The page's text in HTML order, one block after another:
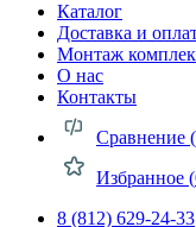
Каталог
Доставка и
Монтаж
О нас
Контакты
Сравнение (
Избранное (
8 (812) 629-24-33